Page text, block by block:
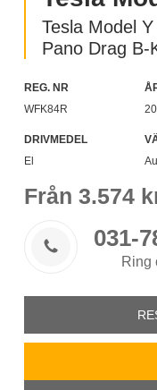
Tesla Model
Pano Drag B-
REG. NR
WFK84R
DRIVMEDEL
El
Från 3.574
 031-
Ring